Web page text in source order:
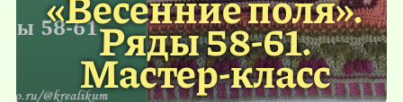
Ряды 58-61.
Мастер-класс